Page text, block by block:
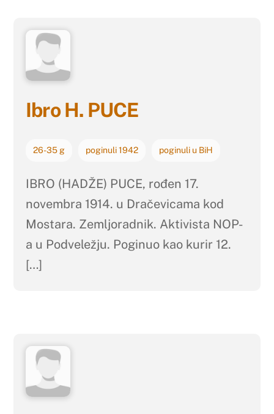
Ibro H. PUCE
26-35 g poginuli 1942 poginuli u BiH
IBRO (HADŽE) PUCE, rođen 17.
novembra 1914. u Dračevicama kod
Mostara. Zemljoradnik. Aktivista NOP-
a u Podveležju. Poginuo kao kurir 12.
[…]